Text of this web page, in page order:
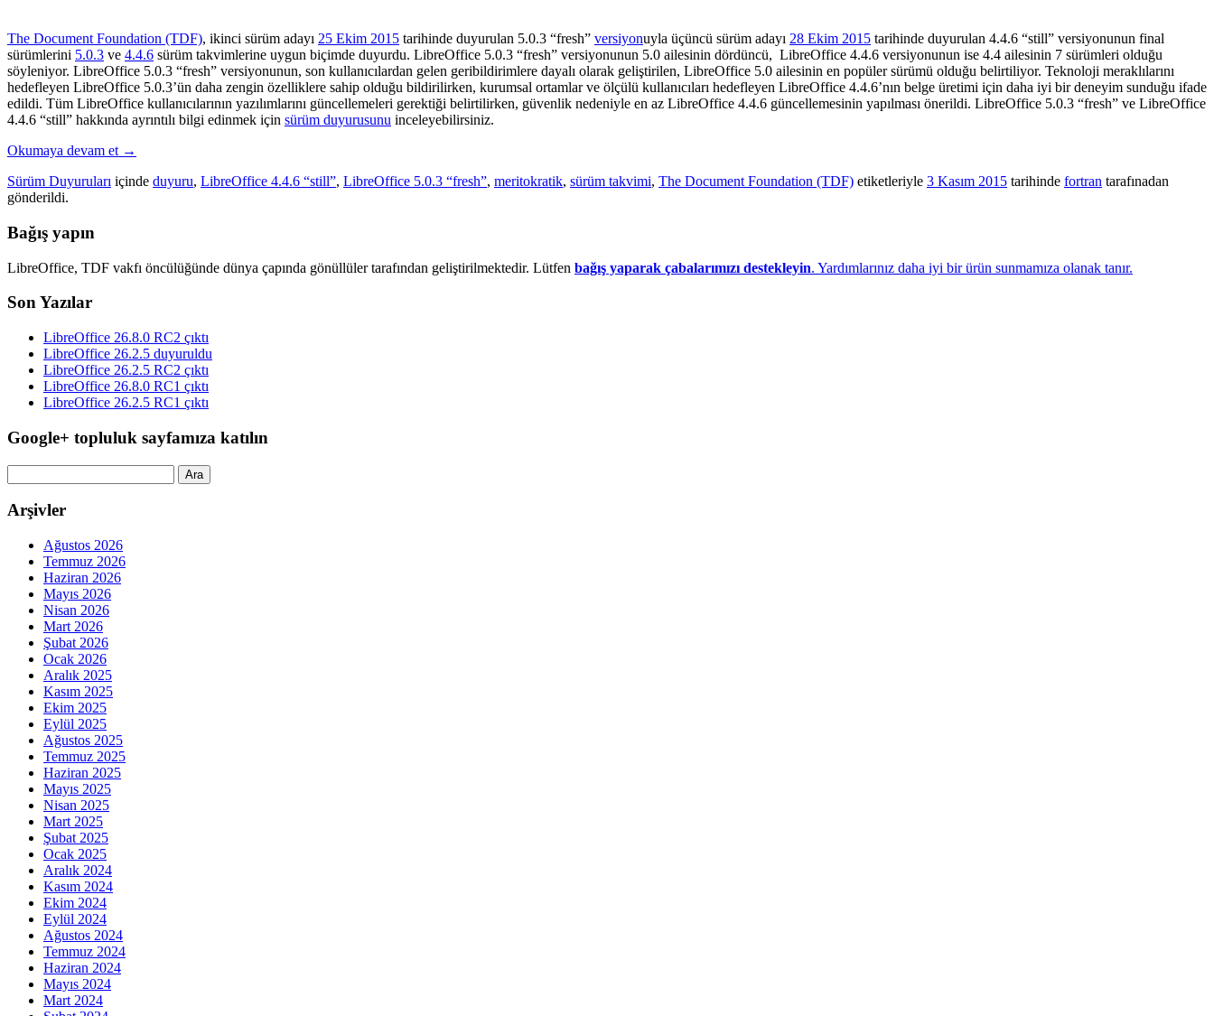
The Document Foundation (TDF), ikinci sürüm adayı 25 Ekim 2015 tarihinde duyurulan 5.0.3 “fresh” versiyonuyla üçüncü sürüm adayı 28 Ekim 2015 tarihinde duyurulan 4.4.6 “still” versiyonunun final
sürümlerini 5.0.3 ve 4.4.6 sürüm takvimlerine uygun biçimde duyurdu. LibreOffice 5.0.3 “fresh” versiyonunun 5.0 ailesinin dördüncü, LibreOffice 4.4.6 versiyonunun ise 4.4 ailesinin 7 sürümleri olduğu
söyleniyor. LibreOffice 5.0.3 “fresh” versiyonunun, son kullanıcılardan gelen geribildirimlere dayalı olarak geliştirilen, LibreOffice 5.0 ailesinin en popüler sürümü olduğu belirtiliyor. Teknoloji meraklılarını
hedefleyen LibreOffice 5.0.3’ün daha zengin özelliklere sahip olduğu bildirilirken, kurumsal ortamlar ve ölçülü kullanıcıları hedefleyen LibreOffice 4.4.6’nın belge üretimi için daha iyi bir deneyim sunduğu ifade
edildi. Tüm LibreOffice kullanıcılarının yazılımlarını güncellemeleri gerektiği belirtilirken, güvenlik nedeniyle en az LibreOffice 4.4.6 güncellemesinin yapılması önerildi. LibreOffice 5.0.3 “fresh” ve LibreOffice
4.4.6 “still” hakkında ayrıntılı bilgi edinmek için sürüm duyurusunu inceleyebilirsiniz.
Okumaya devam et →
Sürüm Duyuruları içinde duyuru, LibreOffice 4.4.6 “still”, LibreOffice 5.0.3 “fresh”, meritokratik, sürüm takvimi, The Document Foundation (TDF) etiketleriyle 3 Kasım 2015 tarihinde fortran tarafınadan
gönderildi.
Bağış yapın
LibreOffice, TDF vakfı öncülüğünde dünya çapında gönüllüler tarafından geliştirilmektedir. Lütfen bağış yaparak çabalarımızı destekleyin. Yardımlarınız daha iyi bir ürün sunmamıza olanak tanır.
Son Yazılar
LibreOffice 26.8.0 RC2 çıktı
LibreOffice 26.2.5 duyuruldu
LibreOffice 26.2.5 RC2 çıktı
LibreOffice 26.8.0 RC1 çıktı
LibreOffice 26.2.5 RC1 çıktı
Google+ topluluk sayfamıza katılın
Arşivler
Ağustos 2026
Temmuz 2026
Haziran 2026
Mayıs 2026
Nisan 2026
Mart 2026
Şubat 2026
Ocak 2026
Aralık 2025
Kasım 2025
Ekim 2025
Eylül 2025
Ağustos 2025
Temmuz 2025
Haziran 2025
Mayıs 2025
Nisan 2025
Mart 2025
Şubat 2025
Ocak 2025
Aralık 2024
Kasım 2024
Ekim 2024
Eylül 2024
Ağustos 2024
Temmuz 2024
Haziran 2024
Mayıs 2024
Mart 2024